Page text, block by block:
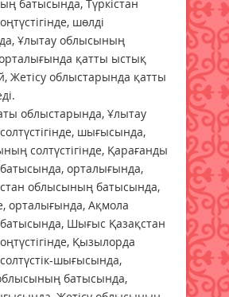
батысында, Түркістан
шөлді
Ұлытау облысының
қатты ыстық
Жетісу облыстарында қатты
облыстарында, Ұлытау
шығысында,
солтүстігінде, Қарағанды
орталығында,
облысының батысында,
орталығында, Ақмола
Шығыс Қазақстан
Қызылорда
шығысында,
батысында,